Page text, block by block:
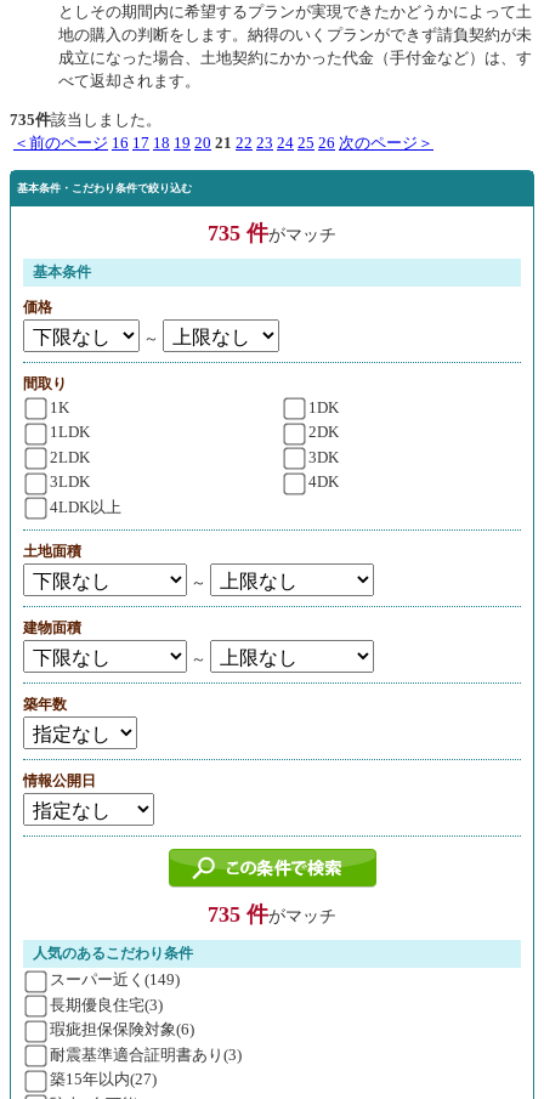
としその期間内に希望するプランが実現できたかどうかによって土
地の購入の判断をします。納得のいくプランができず請負契約が未
成立になった場合、土地契約にかかった代金（手付金など）は、す
べて返却されます。
735件該当しました。
＜前のページ 16 17 18 19 20 21 22 23 24 25 26 次のページ＞
基本条件・こだわり条件で絞り込む
735 件がマッチ
基本条件
価格
～
間取り
1K
1DK
1LDK
2DK
2LDK
3DK
3LDK
4DK
4LDK以上
土地面積
～
建物面積
～
築年数
情報公開日
735 件がマッチ
人気のあるこだわり条件
スーパー近く(149)
長期優良住宅(3)
瑕疵担保保険対象(6)
耐震基準適合証明書あり(3)
築15年以内(27)